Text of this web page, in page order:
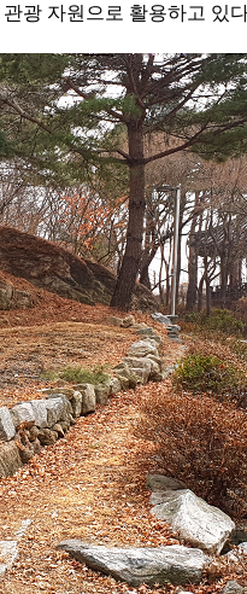
광 자원으로 활용하고 있